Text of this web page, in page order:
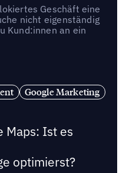
Geschäft eine
nicht eigenständig
Kund:innen an ein
Google Marketing
Maps: Ist es
optimierst?